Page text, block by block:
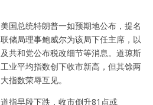
美国总统特朗普一如预期地公布，提名
联储局理事鲍威尔为该局下任主席，以
及共和党公布税改细节等消息。道琼斯
工业平均指数创下收市新高，但其馀两
大指数荣辱互见。
道指早段下跌，收市倒升81点或